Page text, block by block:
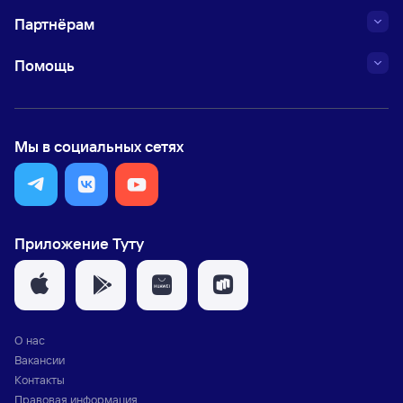
Партнёрам
Помощь
Мы в социальных сетях
Приложение Туту
О нас
Вакансии
Контакты
Правовая информация